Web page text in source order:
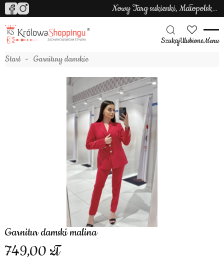
Nowy Targ sukienki, Małopolska sukienki
SzukajUlubioneMenu
Start Garnitury damskie
Garnitur damski malina
749,00